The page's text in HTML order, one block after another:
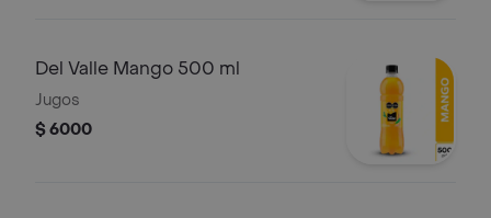
Del Valle Mango 500 ml
Jugos
$ 6000